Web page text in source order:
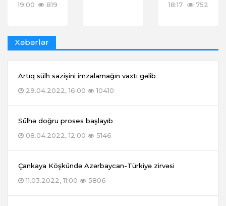
19:00
819
18:17
752
Xəbərlər
Artıq sülh sazişini imzalamağın vaxtı gəlib
29.04.2022, 16:00
10410
Sülhə doğru proses başlayıb
08.04.2022, 12:00
5146
Çankaya Köşkündə Azərbaycan-Türkiyə zirvəsi
11.03.2022, 11:00
5806